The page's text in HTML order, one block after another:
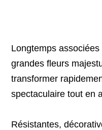
Longtemps
grandes fleurs
transformer
spectaculaire tout en
Résistantes,